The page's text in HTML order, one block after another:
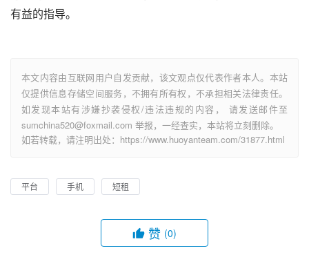
有益的指导。
本文内容由互联网用户自发贡献，该文观点仅代表作者本人。本站
仅提供信息存储空间服务，不拥有所有权，不承担相关法律责任。
如发现本站有涉嫌抄袭侵权/违法违规的内容， 请发送邮件至
sumchina520@foxmail.com 举报，一经查实，本站将立刻删除。
如若转载，请注明出处：https://www.huoyanteam.com/31877.html
平台 手机 短租
赞 (0)